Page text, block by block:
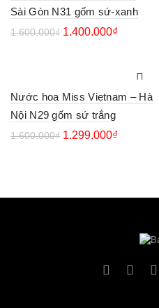
Sài Gòn N31 gốm sứ-xanh
1.600.000₫ 1.400.000₫
Nước hoa Miss Vietnam – Hà
Nội N29 gốm sứ trắng
1.600.000₫ 1.299.000₫